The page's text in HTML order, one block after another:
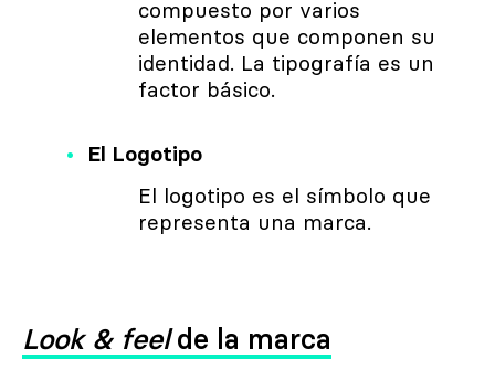
compuesto por varios
elementos que componen su
identidad. La tipografía es un
factor básico.
El Logotipo
El logotipo es el símbolo que
representa una marca.
Look & feel de la marca